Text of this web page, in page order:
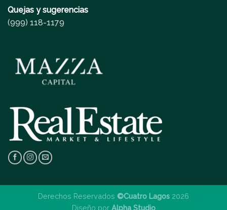
Quejas y sugerencias
(999) 118-1179
Derechos Reservados ©Cuatro Lagos 2026
Diseño por Alpha Studio